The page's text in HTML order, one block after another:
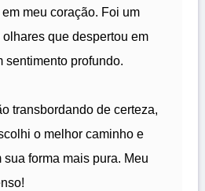
meu coração. Foi um
que despertou em
sentimento profundo.
transbordando de certeza,
o melhor caminho e
forma mais pura. Meu